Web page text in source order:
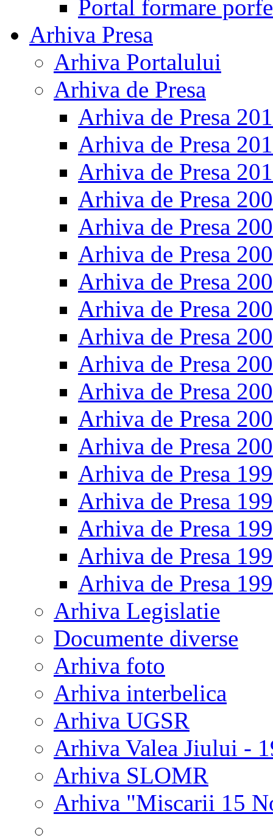
Portal formare
Arhiva Presa
Arhiva Portalului
Arhiva de Presa
Arhiva de Presa
Arhiva de Presa
Arhiva de Presa
Arhiva de Presa
Arhiva de Presa
Arhiva de Presa
Arhiva de Presa
Arhiva de Presa
Arhiva de Presa
Arhiva de Presa
Arhiva de Presa
Arhiva de Presa
Arhiva de Presa
Arhiva de Presa
Arhiva de Presa
Arhiva de Presa
Arhiva de Presa
Arhiva de Presa
Arhiva Legislatie
Documente diverse
Arhiva foto
Arhiva interbelica
Arhiva UGSR
Arhiva Valea Jiului -
Arhiva SLOMR
Arhiva "Miscarii 15